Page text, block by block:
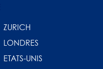
ZURICH
LONDRES
ETATS-UNIS